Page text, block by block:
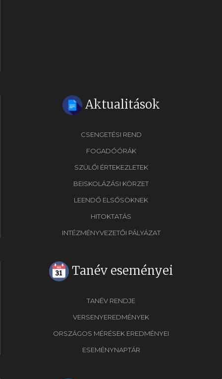
Aktualitások
CSENGETÉSI REND
FOGADÓÓRÁK
SZÜLŐI ÉRTEKEZLETEK
BEISKOLÁZÁSI KÖRZET
LEENDŐ ELSŐSÖKNEK
HITOKTATÁS
INTÉZMÉNYVEZETŐI PÁLYÁZAT
Tanév eseményei
TANÉV RENDJE
VERSENYEREDMÉNYEK
ORSZÁGOS MÉRÉSEK EREDMÉNYEI
ESEMÉNYNAPTÁR